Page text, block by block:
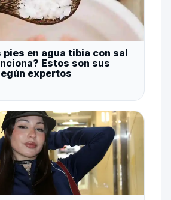
pies en agua tibia con sal
Estos son sus
expertos